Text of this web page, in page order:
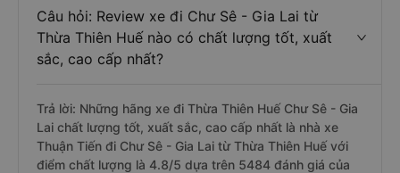
Câu hỏi: Review xe đi Chư Sê - Gia Lai từ
Thừa Thiên Huế nào có chất lượng tốt, xuất
sắc, cao cấp nhất?
Trả lời: Những hãng xe đi Thừa Thiên Huế Chư Sê - Gia
Lai chất lượng tốt, xuất sắc, cao cấp nhất là nhà xe
Thuận Tiến đi Chư Sê - Gia Lai từ Thừa Thiên Huế với
điểm chất lượng là 4.8/5 dựa trên 5484 đánh giá của